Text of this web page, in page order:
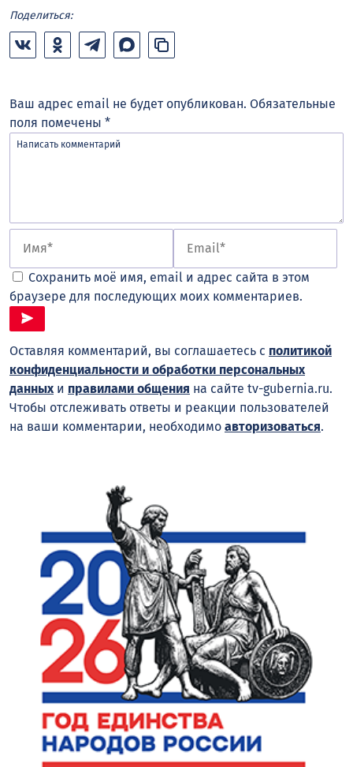
Поделиться:
Ваш адрес email не будет опубликован. Обязательные
поля помечены *
Сохранить моё имя, email и адрес сайта в этом
браузере для последующих моих комментариев.
Оставляя комментарий, вы соглашаетесь с политикой
конфиденциальности и обработки персональных
данных и правилами общения на сайте tv-gubernia.ru.
Чтобы отслеживать ответы и реакции пользователей
на ваши комментарии, необходимо авторизоваться.